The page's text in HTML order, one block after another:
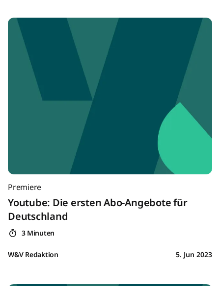
Premiere
Youtube: Die ersten Abo-Angebote für
Deutschland
3 Minuten
W&V Redaktion 5. Jun 2023